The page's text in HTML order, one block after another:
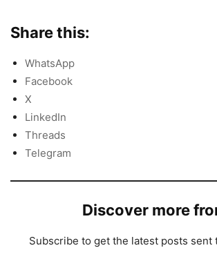
Share this:
WhatsApp
Facebook
X
LinkedIn
Threads
Telegram
Discover more
Subscribe to get the latest posts sent